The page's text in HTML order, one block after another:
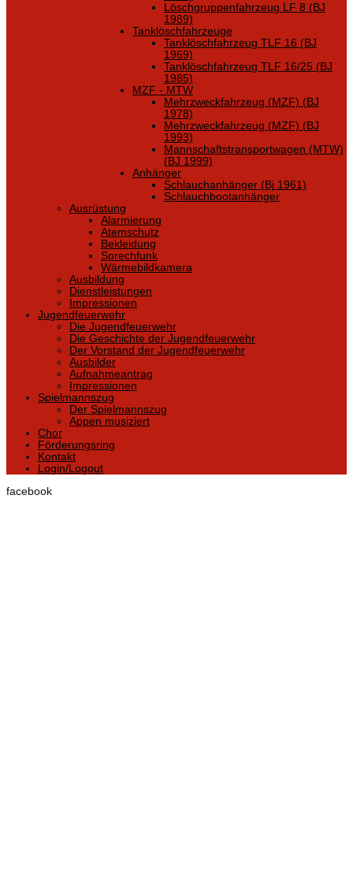
Löschgruppenfahrzeug LF 8 (BJ
1989)
Tanklöschfahrzeuge
Tanklöschfahrzeug TLF 16 (BJ
1969)
Tanklöschfahrzeug TLF 16/25 (BJ
1985)
MZF - MTW
Mehrzweckfahrzeug (MZF) (BJ
1978)
Mehrzweckfahrzeug (MZF) (BJ
1993)
Mannschaftstransportwagen (MTW)
(BJ 1999)
Anhänger
Schlauchanhänger (Bj 1961)
Schlauchbootanhänger
Ausrüstung
Alarmierung
Atemschutz
Bekleidung
Sprechfunk
Wärmebildkamera
Ausbildung
Dienstleistungen
Impressionen
Jugendfeuerwehr
Die Jugendfeuerwehr
Die Geschichte der Jugendfeuerwehr
Der Vorstand der Jugendfeuerwehr
Ausbilder
Aufnahmeantrag
Impressionen
Spielmannszug
Der Spielmannszug
Appen musiziert
Chor
Förderungsring
Kontakt
Login/Logout
facebook